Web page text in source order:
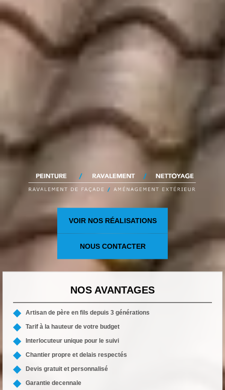
VOIR NOS RÉALISATIONS
NOUS CONTACTER
NOS AVANTAGES
Artisan de père en fils depuis 3 générations
Tarif à la hauteur de votre budget
Interlocuteur unique pour le suivi
Chantier propre et delais respectés
Devis gratuit et personnalisé
Garantie decennale